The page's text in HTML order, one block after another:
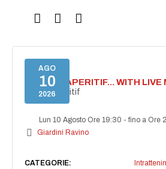
AGO
10
2026
SECRET APERITIF... WITH LIVE
Secret aperitif
Lun 10 Agosto Ore 19:30 -fino a Ore
Giardini Ravino
CATEGORIE: